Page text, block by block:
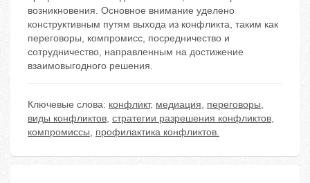
возникновения. Основное внимание уделено
конструктивным путям выхода из конфликта, таким как
переговоры, компромисс, посредничество и
сотрудничество, направленным на достижение
взаимовыгодного решения.
Ключевые слова: конфликт, медиация, переговоры,
виды конфликтов, стратегии разрешения конфликтов,
компромиссы, профилактика конфликтов.